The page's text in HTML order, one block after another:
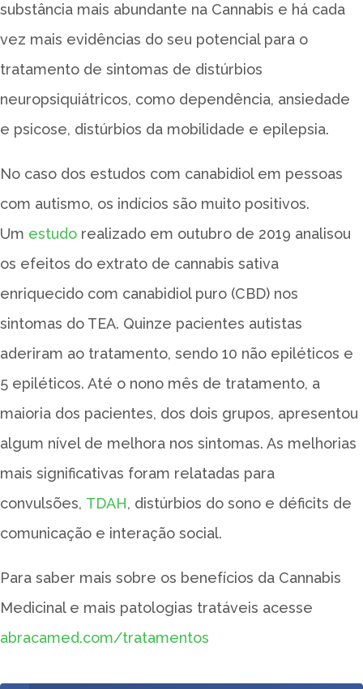
substância mais abundante na Cannabis e há cada
vez mais evidências do seu potencial para o
tratamento de sintomas de distúrbios
neuropsiquiátricos, como dependência, ansiedade
e psicose, distúrbios da mobilidade e epilepsia.
No caso dos estudos com canabidiol em pessoas
com autismo, os indícios são muito positivos.
Um estudo realizado em outubro de 2019 analisou
os efeitos do extrato de cannabis sativa
enriquecido com canabidiol puro (CBD) nos
sintomas do TEA. Quinze pacientes autistas
aderiram ao tratamento, sendo 10 não epiléticos e
5 epiléticos. Até o nono mês de tratamento, a
maioria dos pacientes, dos dois grupos, apresentou
algum nível de melhora nos sintomas. As melhorias
mais significativas foram relatadas para
convulsões, TDAH, distúrbios do sono e déficits de
comunicação e interação social.
Para saber mais sobre os benefícios da Cannabis
Medicinal e mais patologias tratáveis acesse
abracamed.com/tratamentos